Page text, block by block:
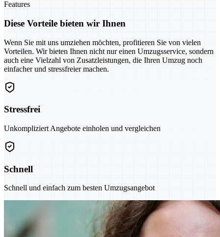
Features
Diese Vorteile bieten wir Ihnen
Wenn Sie mit uns umziehen möchten, profitieren Sie von vielen
Vorteilen. Wir bieten Ihnen nicht nur einen Umzugsservice, sondern
auch eine Vielzahl von Zusatzleistungen, die Ihren Umzug noch
einfacher und stressfreier machen.
Stressfrei
Unkompliziert Angebote einholen und vergleichen
Schnell
Schnell und einfach zum besten Umzugsangebot